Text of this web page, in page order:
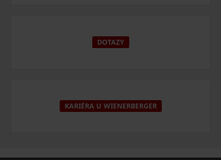
DOTAZY
KARIÉRA U WIENERBERGER